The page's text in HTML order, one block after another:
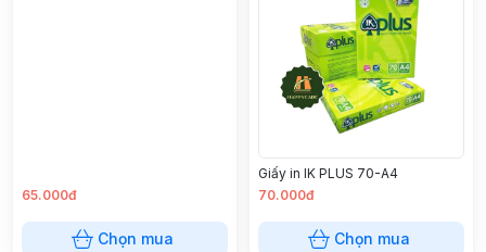
65.000đ
Chọn mua
Giấy in IK PLUS 70-A4
70.000đ
Chọn mua